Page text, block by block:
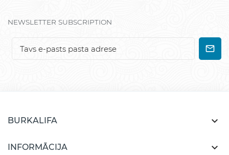
NEWSLETTER SUBSCRIPTION
BURKALIFA 
INFORMĀCIJA 